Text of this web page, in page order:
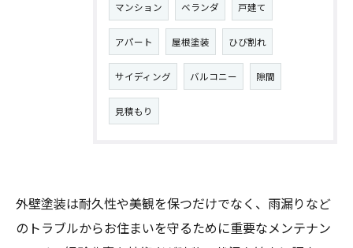
マンション ベランダ 戸建て
アパート 屋根塗装 ひび割れ
サイディング バルコニー 隙間
見積もり
外壁塗装は耐久性や美観を保つだけでなく、雨漏りなど
のトラブルからお住まいを守るために重要なメンテナン